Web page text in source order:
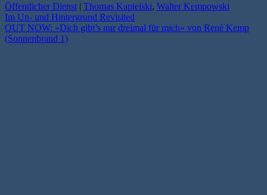
Öffentlicher Dienst | Thomas Kapielski, Walter Kempowski
Im Un- und Hintergrund Revisited
OUT NOW: »Dich gibt’s nur dreimal für mich« von René Kemp
(Sonnenbrand 1)